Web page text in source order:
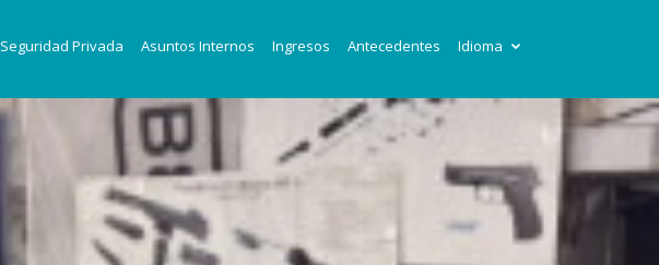
Seguridad Privada Asuntos Internos Ingresos Antecedentes Idioma